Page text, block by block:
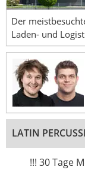
Der
Laden- und
LATIN
!!! 30 Tage